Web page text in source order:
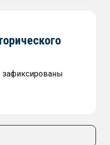
зафиксированы